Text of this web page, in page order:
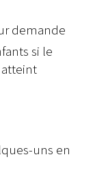
demande
si le
uns en